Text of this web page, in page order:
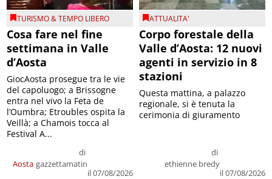
TURISMO & TEMPO LIBERO
Cosa fare nel fine
settimana in Valle
d’Aosta
Aosta
di
gazzettamatin
il 07/08/2026
GiocAosta prosegue tra le vie
del capoluogo; a Brissogne
entra nel vivo la Feta de
l’Oumbra; Etroubles ospita la
Veillà; a Chamois tocca al
Festival A...
ATTUALITA'
Corpo forestale della
Valle d’Aosta: 12 nuovi
agenti in servizio in 8
stazioni
di
ethienne bredy
il 07/08/2026
Questa mattina, a palazzo
regionale, si è tenuta la
cerimonia di giuramento